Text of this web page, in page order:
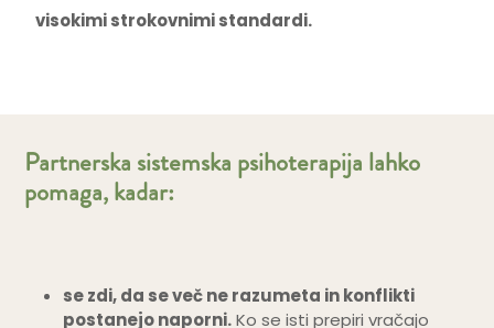
visokimi strokovnimi standardi.
Partnerska sistemska psihoterapija lahko
pomaga, kadar:
se zdi, da se več ne razumeta in konflikti
postanejo naporni.Ko se isti prepiri vračajo